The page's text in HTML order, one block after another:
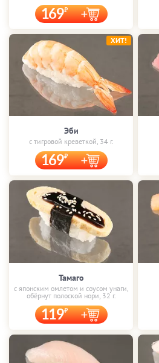
169
Эби
с тигровой креветкой, 34 г.
169
ХИТ!
Тамаго
с японским омлетом и соусом унаги,
обёрнут полоской нори, 32 г.
119